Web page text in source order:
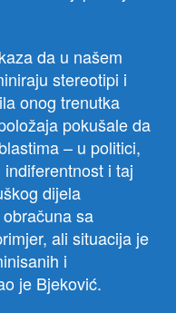
da u našem
stereotipi i
onog trenutka
pokušale da
– u politici,
i taj
dijela
sa
ali situacija je
i
je Bjeković.